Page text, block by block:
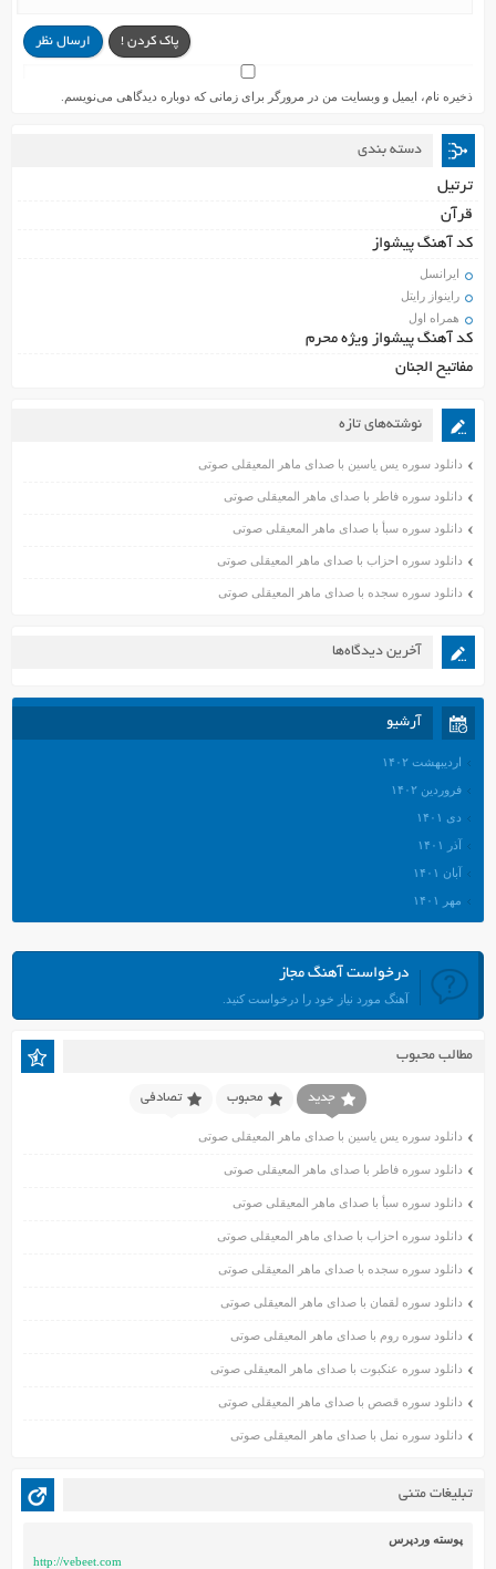
ارسال نظر پاک کردن !
ذخیره نام، ایمیل و وبسایت من در مرورگر برای زمانی که دوباره دیدگاهی می‌نویسم.
دسته بندی
ترتیل
قرآن
کد آهنگ پیشواز
ایرانسل
راینواز رایتل
همراه اول
کد آهنگ پیشواز ویژه محرم
مفاتیح الجنان
نوشته‌های تازه
دانلود سوره یس یاسین با صدای ماهر المعیقلی صوتی
دانلود سوره فاطر با صدای ماهر المعیقلی صوتی
دانلود سوره سبأ با صدای ماهر المعیقلی صوتی
دانلود سوره احزاب با صدای ماهر المعیقلی صوتی
دانلود سوره سجده با صدای ماهر المعیقلی صوتی
آخرین دیدگاه‌ها
آرشیو
اردیبهشت ۱۴۰۲
فروردین ۱۴۰۲
دی ۱۴۰۱
آذر ۱۴۰۱
آبان ۱۴۰۱
مهر ۱۴۰۱
مرداد ۱۴۰۱
تیر ۱۴۰۱
فروردین ۱۴۰۱
آذر ۱۴۰۰
آبان ۱۴۰۰
اسفند ۱۳۹۹
آبان ۱۳۹۹
مهر ۱۳۹۹
مرداد ۱۳۹۹
فروردین ۱۳۹۸
درخواست آهنگ مجاز
آهنگ مورد نیاز خود را درخواست کنید.
مطالب محبوب
جدید محبوب تصادفی
دانلود سوره یس یاسین با صدای ماهر المعیقلی صوتی
دانلود سوره فاطر با صدای ماهر المعیقلی صوتی
دانلود سوره سبأ با صدای ماهر المعیقلی صوتی
دانلود سوره احزاب با صدای ماهر المعیقلی صوتی
دانلود سوره سجده با صدای ماهر المعیقلی صوتی
دانلود سوره لقمان با صدای ماهر المعیقلی صوتی
دانلود سوره روم با صدای ماهر المعیقلی صوتی
دانلود سوره عنکبوت با صدای ماهر المعیقلی صوتی
دانلود سوره قصص با صدای ماهر المعیقلی صوتی
دانلود سوره نمل با صدای ماهر المعیقلی صوتی
تبلیغات متنی
پوسته وردپرس
http://vebeet.com